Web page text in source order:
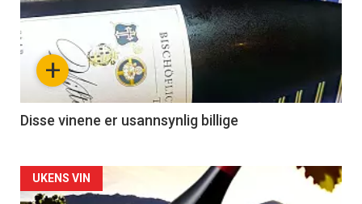
akkurat
nå
3
+
Disse vinene er usannsynlig billige
Forsiden
UKENS VIN